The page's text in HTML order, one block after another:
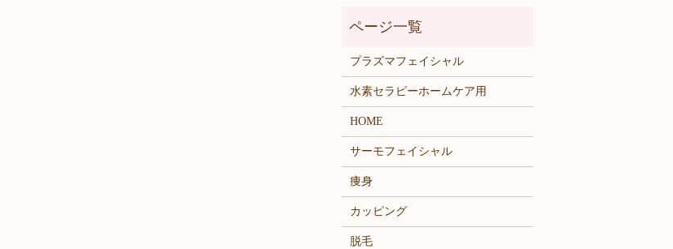
プラズマフェイシャル
水素セラピーホームケア用
HOME
サーモフェイシャル
痩身
カッピング
脱毛